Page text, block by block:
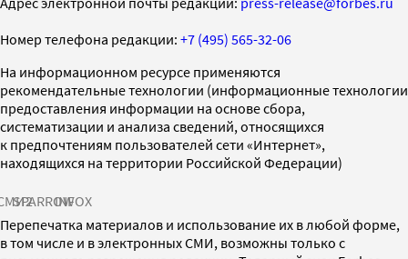
Номер телефона редакции: +7 (495) 565-32-06
На информационном ресурсе применяются
рекомендательные технологии (информационные технологии
предоставления информации на основе сбора,
систематизации и анализа сведений, относящихся
к предпочтениям пользователей сети «Интернет»,
находящихся на территории Российской Федерации)
SPARROWINFOX
Перепечатка материалов и использование их в любой форме,
в том числе и в электронных СМИ, возможны только с